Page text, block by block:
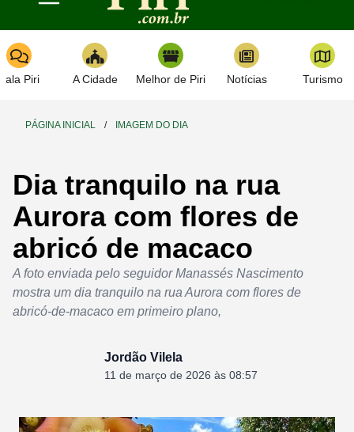
Toggle navigation
Piri A Cidade Melhor de Piri Notícias Turismo
PÁGINA INICIAL / IMAGEM DO DIA
Dia tranquilo na rua
Aurora com flores de
abricó de macaco
A foto enviada pelo seguidor Manassés Nascimento
mostra um dia tranquilo na rua Aurora com flores de
abricó-de-macaco em primeiro plano,
Jordão Vilela
11 de março de 2026 às 08:57